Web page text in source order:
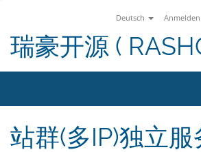
Deutsch Anmelden
瑞豪开源 (
站群(多IP)独立服